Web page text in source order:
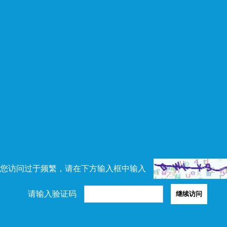
访问过于频繁，请在下方输入框中输入
请输入验证码 继续访问